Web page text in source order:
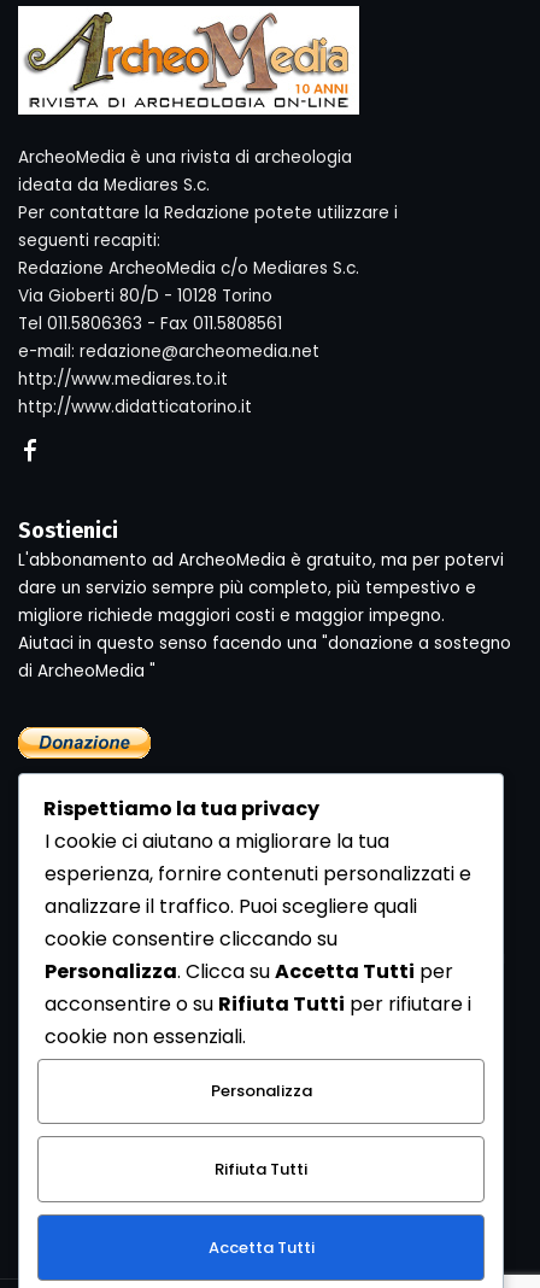
ArcheoMedia è una rivista di archeologia
ideata da Mediares S.c.
Per contattare la Redazione potete utilizzare i
seguenti recapiti:
Redazione ArcheoMedia c/o Mediares S.c.
Via Gioberti 80/D - 10128 Torino
Tel 011.5806363 - Fax 011.5808561
e-mail: redazione@archeomedia.net
http://www.mediares.to.it
http://www.didatticatorino.it
Sostienici
L'abbonamento ad ArcheoMedia è gratuito, ma per potervi
dare un servizio sempre più completo, più tempestivo e
migliore richiede maggiori costi e maggior impegno.
Aiutaci in questo senso facendo una "donazione a sostegno
di ArcheoMedia "
Newsletter
Se vuoi ricevere la Rivista gratuita di archeologia realizzata
dalla Redazione di ArcheoMedia iscriviti alla nostra
Newsletter [Clicca Qui]
Con l'invio del messaggio l'utente dichiara di aver letto
l’informativa sulla privacy e di acconsentire al trattamento
dei propri dati personali.
Rispettiamo la tua privacy
I cookie ci aiutano a migliorare la tua
esperienza, fornire contenuti personalizzati e
analizzare il traffico. Puoi scegliere quali
cookie consentire cliccando su
Personalizza. Clicca suAccetta Tutti per
acconsentire o su Rifiuta Tutti per rifiutare i
cookie non essenziali.
Personalizza
Rifiuta Tutti
Accetta Tutti